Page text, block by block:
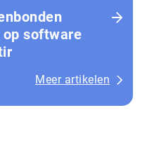
software
Meer artikelen